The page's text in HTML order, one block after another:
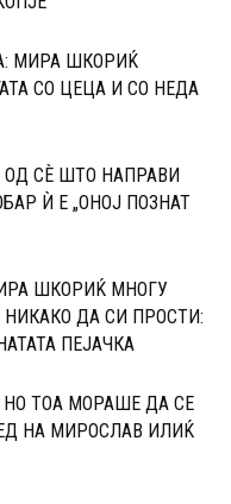
МИРА ШКОРИЌ
СО ЦЕЦА И СО НЕДА
СÈ ШТО НАПРАВИ
Ѝ Е „ОНОЈ ПОЗНАТ
ШКОРИЌ МНОГУ
ДА СИ ПРОСТИ:
ПЕЈАЧКА
ТОА МОРАШЕ ДА СЕ
НА МИРОСЛАВ ИЛИЌ